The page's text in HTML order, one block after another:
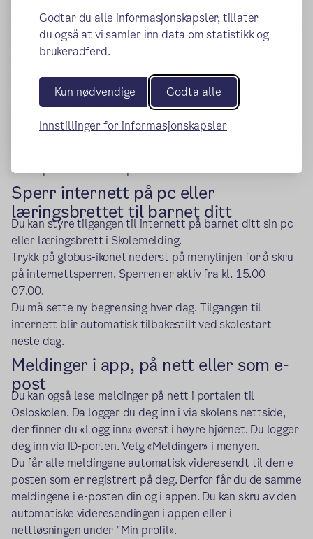
Godtar du alle informasjonskapsler, tillater
du også at vi samler inn data om statistikk og
brukeradferd.
Kun nødvendige Godta alle
Innstillinger for informasjonskapsler
Vi henter kontaktinformasjon til foresatte fra Kontakt- og
reservasjonsregisteret (KRR).Hvis det er feil, kan du
endre opplysningene her
Hvis du har barn under 18 år i
videregående skole:
Du kan endre telefonnummer og e-postadresse ved å
logge deg inn på via skolens nettside. På nettsiden finner
via ID-porten. Klikk inn på ikonet «VIS».
Sperr internett på pc eller
læringsbrettet til barnet ditt
Du kan styre tilgangen til internett på barnet ditt sin pc
eller læringsbrett i Skolemelding.
Trykk på globus-ikonet nederst på menylinjen for å skru
på internettsperren. Sperren er aktiv fra kl. 15.00 –
07.00.
Du må sette ny begrensing hver dag. Tilgangen til
internett blir automatisk tilbakestilt ved skolestart
neste dag.
Meldinger i app, på nett eller som e-
post
Du kan også lese meldinger på nett i portalen til
Osloskolen. Da logger du deg inn i via skolens nettside,
der finner du «Logg inn» øverst i høyre hjørnet. Du logger
deg inn via ID-porten. Velg «Meldinger» i menyen.
Du får alle meldingene automatisk videresendt til den e-
posten som er registrert på deg. Derfor får du de samme
meldingene i e-posten din og i appen. Du kan skru av den
automatiske videresendingen i appen eller i
nettløsningen under "Min profil».